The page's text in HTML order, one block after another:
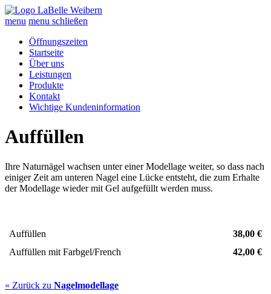
menu menu schließen
Öffnungszeiten
Startseite
Über uns
Leistungen
Produkte
Kontakt
Wichtige Kundeninformation
Auffüllen
Ihre Naturnägel wachsen unter einer Modellage weiter, so dass nach
einiger Zeit am unteren Nagel eine Lücke entsteht, die zum Erhalte
der Modellage wieder mit Gel aufgefüllt werden muss.
Auffüllen
38,00 €
Auffüllen mit Farbgel/French
42,00 €
« Zurück zu Nagelmodellage